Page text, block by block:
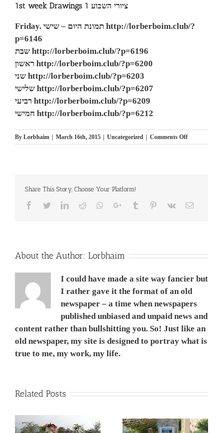
1st week Drawings ציורי השבוע 1
Friday. תמונת היום – שישי http://lorberboim.club/?
p=6146
שבת http://lorberboim.club/?p=6196
ראשון http://lorberboim.club/?p=6200
שני http://lorberboim.club/?p=6203
שלישי http://lorberboim.club/?p=6207
רביעי http://lorberboim.club/?p=6209
חמישי http://lorberboim.club/?p=6212
By Lorbhaim | March 16th, 2015 | Uncategorized | Comments Offon
Picture
Mar
שני
Share This Story, Choose Your Platform!
Facebook
TwitterLinkedIn
Reddit Whatsapp
Google+Tumblr Pinterest
Vk Email
About the Author: Lorbhaim
I could have made a site way fancier but
I rather gave it the format of an old
newspaper – a time when newspapers
published unbiased and unpaid news and
content rather than bullshitting you. So! Just like an
old newspaper, my site is designed to portray what is
true to me, my work, my life.
Related Posts